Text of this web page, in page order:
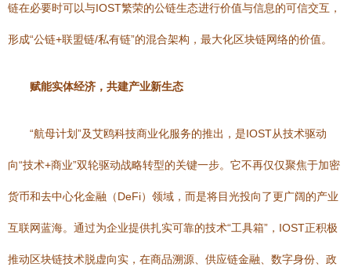
链在必要时可以与IOST繁荣的公链生态进行价值与信息的可信交互，
形成“公链+联盟链/私有链”的混合架构，最大化区块链网络的价值。
赋能实体经济，共建产业新生态
“航母计划”及艾鸥科技商业化服务的推出，是IOST从技术驱动
向“技术+商业”双轮驱动战略转型的关键一步。它不再仅仅聚焦于加密
货币和去中心化金融（DeFi）领域，而是将目光投向了更广阔的产业
互联网蓝海。通过为企业提供扎实可靠的技术“工具箱”，IOST正积极
推动区块链技术脱虚向实，在商品溯源、供应链金融、数字身份、政